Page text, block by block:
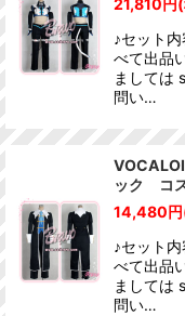
21,810円
♪セット
べて出品
ましては
問い…
ック コ
14,480円
♪セット
べて出品
ましては
問い…